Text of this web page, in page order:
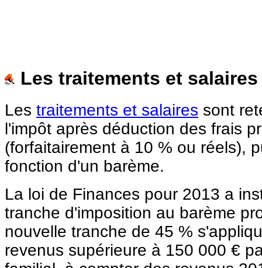
Les traitements et
Les traitements et salaires sont
l'impôt après déduction des frais
(forfaitairement à 10 % ou réels),
fonction d'un barème.
La loi de Finances pour 2013 a
tranche d'imposition au barème
nouvelle tranche de 45 %
revenus supérieure à 150 000 €